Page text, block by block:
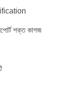
শক্ত কাগজ